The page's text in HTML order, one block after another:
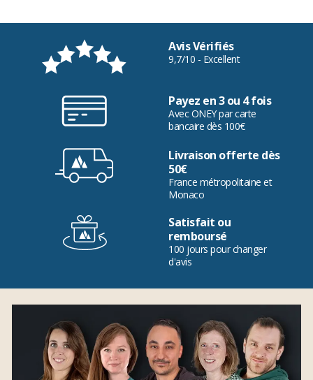
Avis Vérifiés
9,7/10 - Excellent
Payez en 3 ou 4 fois
Avec ONEY par carte
bancaire dès 100€
Livraison offerte dès
50€
France métropolitaine et
Monaco
Satisfait ou
remboursé
100 jours pour changer
d'avis